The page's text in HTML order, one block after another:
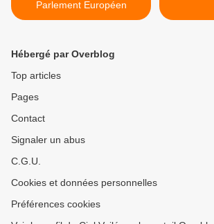
Parlement Européen
Hébergé par Overblog
Top articles
Pages
Contact
Signaler un abus
C.G.U.
Cookies et données personnelles
Préférences cookies